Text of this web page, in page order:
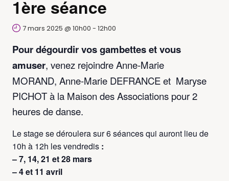
1ère séance
7 mars 2025 @ 10h00 - 12h00
Pour dégourdir vos gambettes et vous
amuser, venez rejoindre Anne-Marie
MORAND, Anne-Marie DEFRANCEet Maryse
PICHOTà la Maison des Associations pour 2
heures de danse.
Le stage se déroulera sur 6 séances qui auront lieu de
10h à 12h les vendredis :
– 7, 14, 21 et 28 mars
– 4 et 11 avril